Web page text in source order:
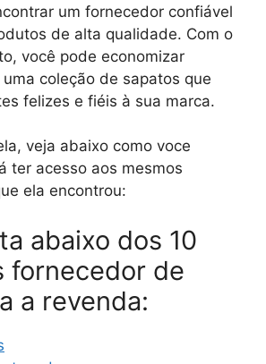
um fornecedor confiável
de alta qualidade. Com o
você pode economizar
coleção de sapatos que
felizes e fiéis à sua marca.
veja abaixo como voce
ter acesso aos mesmos
ela encontrou:
abaixo dos 10
fornecedor de
a revenda: